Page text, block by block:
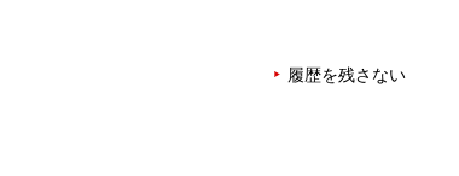
履歴を残さない